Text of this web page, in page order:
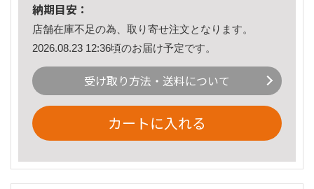
納期目安：
店舗在庫不足の為、取り寄せ注文となります。
2026.08.23 12:36頃のお届け予定です。
受け取り方法・送料について
カートに入れる